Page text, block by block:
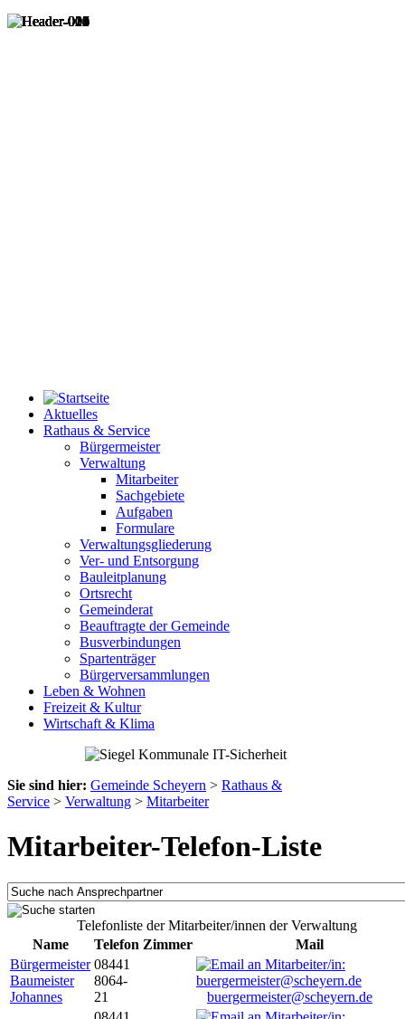
Aktuelles
Rathaus & Service
Bürgermeister
Verwaltung
Mitarbeiter
Sachgebiete
Aufgaben
Formulare
Verwaltungsgliederung
Ver- und Entsorgung
Bauleitplanung
Ortsrecht
Gemeinderat
Beauftragte der Gemeinde
Busverbindungen
Spartenträger
Bürgerversammlungen
Leben & Wohnen
Freizeit & Kultur
Wirtschaft & Klima
Sie sind hier: Gemeinde Scheyern > Rathaus &
Service > Verwaltung > Mitarbeiter
Mitarbeiter-Telefon-Liste
Telefonliste der Mitarbeiter/innen der Verwaltung
Name
Telefon Zimmer
Mail
Bürgermeister
Baumeister
Johannes
08441
8064-
21
buergermeister@scheyern.de